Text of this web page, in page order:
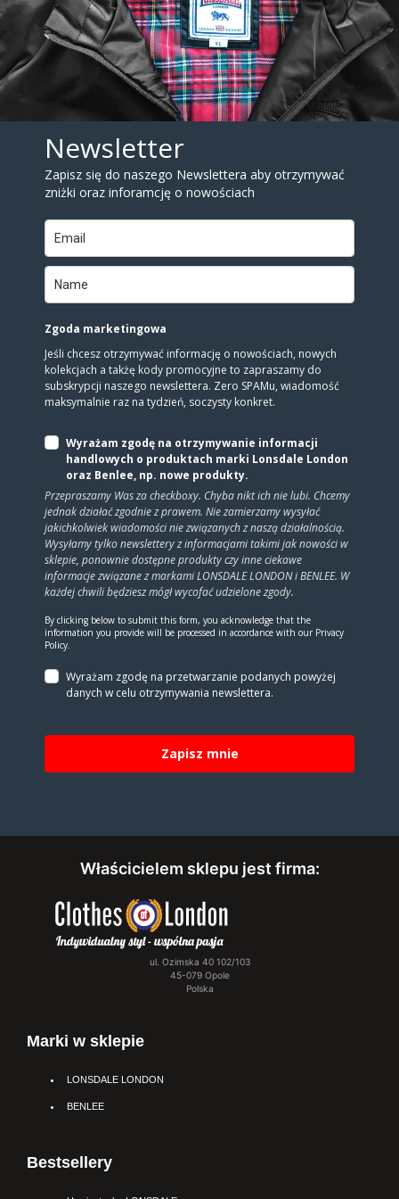
Newsletter
Zapisz się do naszego Newslettera aby otrzymywać
zniżki oraz inforamcję o nowościach
Zgoda marketingowa
Jeśli chcesz otrzymywać informację o nowościach, nowych
kolekcjach a takżę kody promocyjne to zapraszamy do
subskrypcji naszego newslettera. Zero SPAMu, wiadomość
maksymalnie raz na tydzień, soczysty konkret.
Wyrażam zgodę na otrzymywanie informacji
handlowych o produktach marki Lonsdale London
oraz Benlee, np. nowe produkty.
Przepraszamy Was za checkboxy. Chyba nikt ich nie lubi. Chcemy
jednak działać zgodnie z prawem. Nie zamierzamy wysyłać
jakichkolwiek wiadomości nie związanych z naszą działalnością.
Wysyłamy tylko newslettery z informacjami takimi jak nowości w
sklepie, ponownie dostępne produkty czy inne ciekawe
informacje związane z markami LONSDALE LONDON i BENLEE. W
każdej chwili będziesz mógł wycofać udzielone zgody.
By clicking below to submit this form, you acknowledge that the
information you provide will be processed in accordance with our Privacy
Policy.
Wyrażam zgodę na prze­twa­rza­nie po­da­nych powyżej
danych w celu otrzy­my­wa­nia new­slet­tera.
Zapisz mnie
Właścicielem sklepu jest firma:
ul. Ozimska 40 102/103
45-079 Opole
Polska
Marki w sklepie
LONSDALE LONDON
BENLEE
Bestsellery